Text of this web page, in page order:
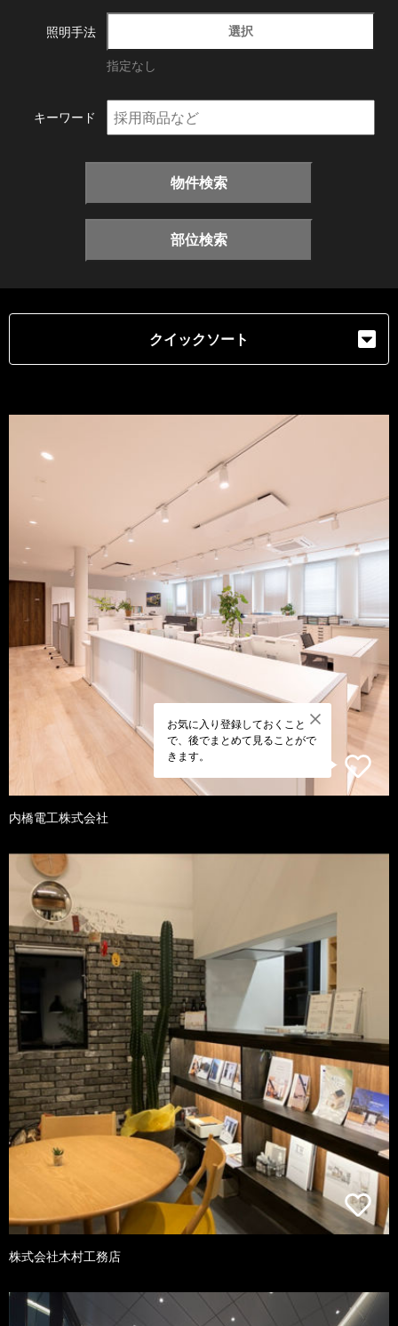
照明手法 選択
指定なし
キーワード
物件検索
部位検索
クイックソート
お気に入り登録しておくこと
で、後でまとめて見ることがで
きます。
内橋電工株式会社
株式会社木村工務店